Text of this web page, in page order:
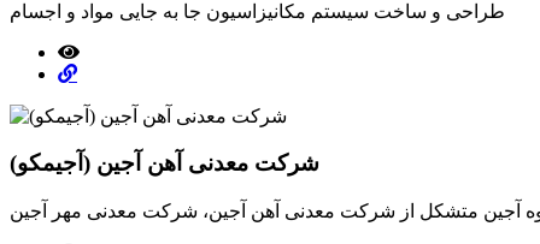
طراحی و ساخت سیستم مکانیزاسیون جا به جایی مواد و اجسام
شرکت معدنی آهن آجین (آجیمکو)